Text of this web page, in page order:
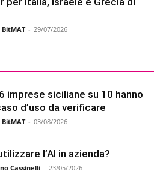
BitMAT - 29/07/2026
imprese siciliane su 10 hanno
d’uso da verificare
BitMAT - 03/08/2026
l’AI in azienda?
Cassinelli - 23/05/2026